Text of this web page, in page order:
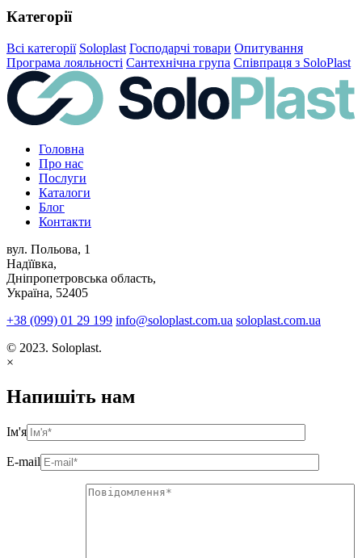
Категорії
Всі категорії Soloplast Господарчі товари Опитування
Програма лояльності Сантехнічна група Співпраця з SoloPlast
Головна
Про нас
Послуги
Каталоги
Блог
Контакти
вул. Польова, 1
Надїївка,
Дніпропетровська область,
Україна, 52405
+38 (099) 01 29 199 info@soloplast.com.ua soloplast.com.ua
© 2023. Soloplast.
×
Напишіть нам
Ім'я
E-mail